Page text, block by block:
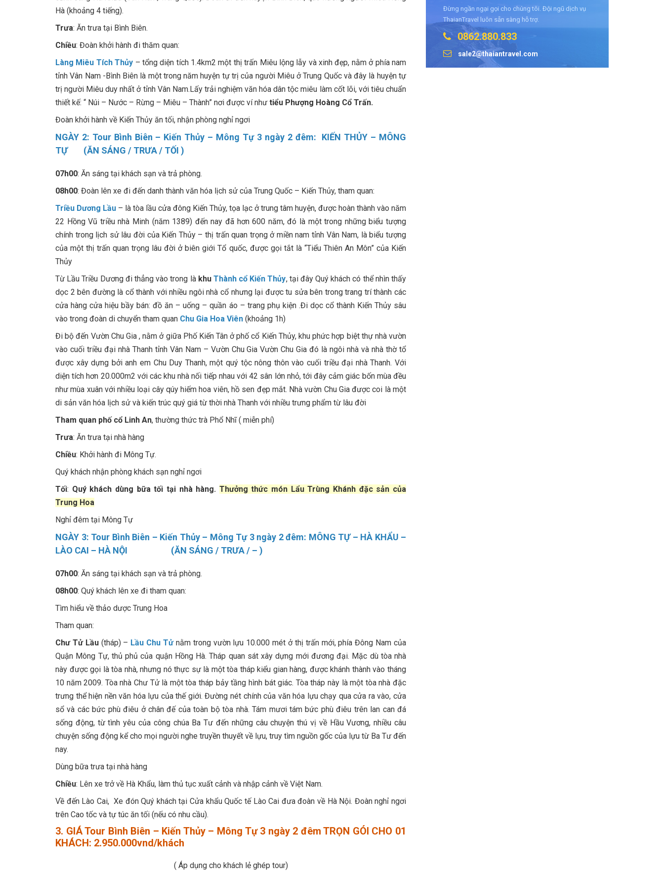
Đừng ngần ngại gọi cho chúng tôi. Đội ngũ dịch vụ
ThaianTravel luôn sẵn sàng hỗ trợ.
0862.880.833
sale2@thaiantravel.com
Hà (khoảng 4 tiếng).
Trưa: Ăn trưa tại Bình Biên.
Chiều: Đoàn khởi hành đi thăm quan:
Làng Miêu Tích Thủy – tổng diện tích 1.4km2 một thị trấn Miêu lộng lẫy và xinh đẹp, nằm ở phía nam
tỉnh Vân Nam -Bình Biên là một trong năm huyện tự trị của người Miêu ở Trung Quốc và đây là huyện tự
trị người Miêu duy nhất ở tỉnh Vân Nam.Lấy trải nghiệm văn hóa dân tộc miêu làm cốt lõi, với tiêu chuẩn
thiết kế: “ Núi – Nước – Rừng – Miêu – Thành” nơi được ví như tiểu Phượng Hoàng Cổ Trấn.
Đoàn khởi hành về Kiến Thủy ăn tối, nhận phòng nghỉ ngơi
NGÀY 2: Tour Bình Biên – Kiến Thủy – Mông Tự 3 ngày 2 đêm: KIẾN THỦY – MÔNG
TỰ (ĂN SÁNG / TRƯA / TỐI )
07h00: Ăn sáng tại khách sạn và trả phòng.
08h00: Đoàn lên xe đi đến danh thành văn hóa lịch sử của Trung Quốc – Kiến Thủy, tham quan:
Triều Dương Lầu – là tòa lầu cửa đông Kiến Thủy, tọa lạc ở trung tâm huyện, được hoàn thành vào năm
22 Hồng Vũ triều nhà Minh (năm 1389) đến nay đã hơn 600 năm, đó là một trong những biểu tượng
chính trong lịch sử lâu đời của Kiến Thủy – thị trấn quan trọng ở miền nam tỉnh Vân Nam, là biểu tượng
của một thị trấn quan trọng lâu đời ở biên giới Tổ quốc, được gọi tắt là “Tiểu Thiên An Môn” của Kiến
Thủy
Từ Lầu Triều Dương đi thẳng vào trong là khu Thành cổ Kiến Thủy, tại đây Quý khách có thể nhìn thấy
dọc 2 bên đường là cổ thành với nhiều ngôi nhà cổ nhưng lại được tu sửa bên trong trang trí thành các
cửa hàng cửa hiệu bầy bán: đồ ăn – uống – quần áo – trang phụ kiện .Đi dọc cổ thành Kiến Thủy sâu
vào trong đoàn di chuyển tham quan Chu Gia Hoa Viên (khoảng 1h)
Đi bộ đến Vườn Chu Gia , nằm ở giữa Phố Kiến Tân ở phố cổ Kiến Thủy, khu phức hợp biệt thự nhà vườn
vào cuối triều đại nhà Thanh tỉnh Vân Nam – Vườn Chu Gia Vườn Chu Gia đó là ngôi nhà và nhà thờ tổ
được xây dựng bởi anh em Chu Duy Thanh, một quý tộc nông thôn vào cuối triều đại nhà Thanh. Với
diện tích hơn 20.000m2 với các khu nhà nối tiếp nhau với 42 sân lớn nhỏ, tới đây cảm giác bốn mùa đều
như mùa xuân với nhiều loại cây qúy hiếm hoa viên, hồ sen đẹp mắt. Nhà vườn Chu Gia được coi là một
di sản văn hóa lịch sử và kiến trúc quý giá từ thời nhà Thanh với nhiều trưng phẩm từ lâu đời
Tham quan phố cổ Linh An, thường thức trà Phổ Nhĩ ( miễn phí)
Trưa: Ăn trưa tại nhà hàng
Chiều: Khởi hành đi Mông Tự.
Quý khách nhận phòng khách sạn nghỉ ngơi
Tối: Quý khách dùng bữa tối tại nhà hàng. Thưởng thức món Lẩu Trùng Khánh đặc sản của
Trung Hoa
Nghỉ đêm tại Mông Tự
NGÀY 3: Tour Bình Biên – Kiến Thủy – Mông Tự 3 ngày 2 đêm: MÔNG TỰ – HÀ KHẨU –
LÀO CAI – HÀ NỘI (ĂN SÁNG / TRƯA / – )
07h00: Ăn sáng tại khách sạn và trả phòng.
08h00: Quý khách lên xe đi tham quan:
Tìm hiểu về thảo dược Trung Hoa
Tham quan:
Chư Tử Lầu(tháp) – Lầu Chu Tử nằm trong vườn lựu 10.000 mét ở thị trấn mới, phía Đông Nam của
Quận Mông Tự, thủ phủ của quận Hồng Hà. Tháp quan sát xây dựng mới đương đại. Mặc dù tòa nhà
này được gọi là tòa nhà, nhưng nó thực sự là một tòa tháp kiểu gian hàng, được khánh thành vào tháng
10 năm 2009. Tòa nhà Chư Tử là một tòa tháp bảy tầng hình bát giác. Tòa tháp này là một tòa nhà đặc
trưng thể hiện nền văn hóa lựu của thế giới. Đường nét chính của văn hóa lựu chạy qua cửa ra vào, cửa
sổ và các bức phù điêu ở chân đế của toàn bộ tòa nhà. Tám mươi tám bức phù điêu trên lan can đá
sống động, từ tình yêu của công chúa Ba Tư đến những câu chuyện thú vị về Hầu Vương, nhiều câu
chuyện sống động kể cho mọi người nghe truyền thuyết về lựu, truy tìm nguồn gốc của lựu từ Ba Tư đến
nay.
Dùng bữa trưa tại nhà hàng
Chiều: Lên xe trở về Hà Khẩu, làm thủ tục xuất cảnh và nhập cảnh về Việt Nam.
Về đến Lào Cai, Xe đón Quý khách tại Cửa khẩu Quốc tế Lào Cai đưa đoàn về Hà Nội. Đoàn nghỉ ngơi
trên Cao tốc và tự túc ăn tối (nếu có nhu cầu).
3. GIÁ Tour Bình Biên – Kiến Thủy – Mông Tự 3 ngày 2 đêm TRỌN GÓI CHO 01
KHÁCH: 2.950.000vnd/khách
( Áp dụng cho khách lẻ ghép tour)